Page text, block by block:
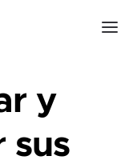
y
sus